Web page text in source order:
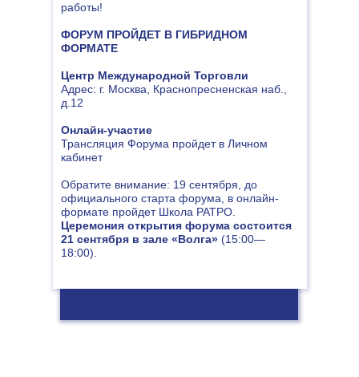
работы!
ФОРУМ ПРОЙДЕТ В ГИБРИДНОМ
ФОРМАТЕ
Центр Международной Торговли
Адрес: г. Москва, Краснопресненская наб.,
д.12
Онлайн-участие
Трансляция Форума пройдет в Личном
кабинет
Обратите внимание: 19 сентября, до
официального старта форума, в онлайн-
формате пройдет Школа РАТРО.
Церемония открытия форума состоится
21 сентября в зале «Волга» (15:00—
18:00).